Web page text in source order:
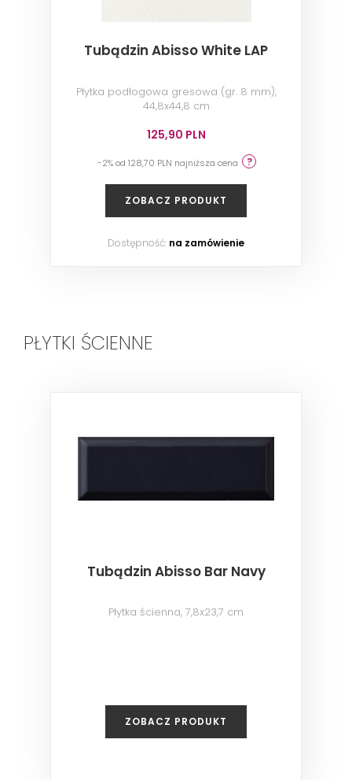
Tubądzin Abisso White LAP
Płytka podłogowa gresowa (gr. 8 mm),
44,8x44,8 cm
125,90 PLN
-2% od 128,70 PLN najniższa cena
ZOBACZ PRODUKT
Dostępność: na zamówienie
PŁYTKI ŚCIENNE
Tubądzin Abisso Bar Navy
Płytka ścienna, 7,8x23,7 cm
ZOBACZ PRODUKT